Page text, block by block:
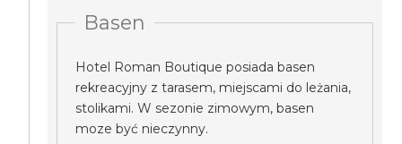
Basen
Hotel Roman Boutique posiada basen
rekreacyjny z tarasem, miejscami do leżania,
stolikami. W sezonie zimowym, basen
moze być nieczynny.